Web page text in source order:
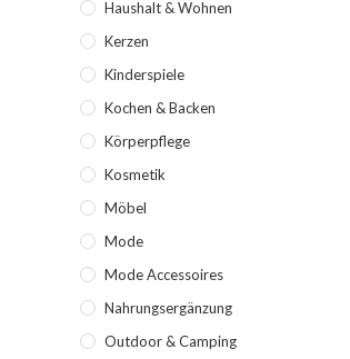
Haushalt & Wohnen
Kerzen
Kinderspiele
Kochen & Backen
Körperpflege
Kosmetik
Möbel
Mode
Mode Accessoires
Nahrungsergänzung
Outdoor & Camping